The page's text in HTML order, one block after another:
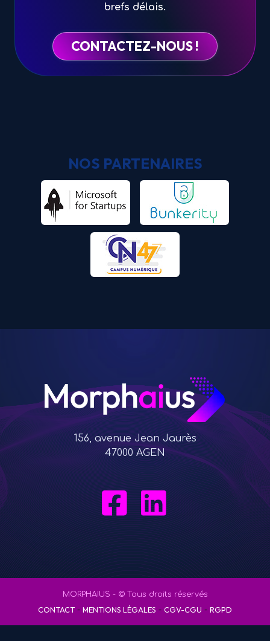
brefs délais.
CONTACTEZ-NOUS !
NOS PARTENAIRES
156, avenue Jean Jaurès
47000 AGEN
MORPHAIUS - © Tous droits réservés
CONTACT - MENTIONS LÉGALES - CGV-CGU - RGPD